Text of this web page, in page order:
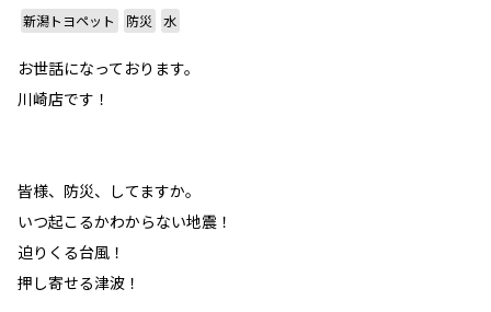
新潟トヨペット 防災 水
お世話になっております。
川崎店です！
皆様、防災、してますか。
いつ起こるかわからない地震！
迫りくる台風！
押し寄せる津波！